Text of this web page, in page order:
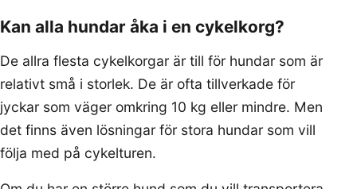
Kan alla hundar åka i en cykelkorg?
De allra flesta cykelkorgar är till för hundar som är
relativt små i storlek. De är ofta tillverkade för
jyckar som väger omkring 10 kg eller mindre. Men
det finns även lösningar för stora hundar som vill
följa med på cykelturen.